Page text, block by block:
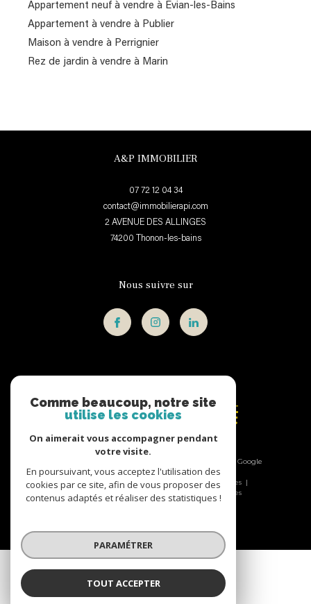
Appartement neuf à vendre à Évian-les-Bains
Appartement à vendre à Publier
Maison à vendre à Perrignier
Rez de jardin à vendre à Marin
A&P IMMOBILIER
07 72 12 04 34
contact@immobilierapi.com
2 AVENUE DES ALLINGES
74200
thonon-les-bains
Nous suivre sur
© 2026 | Tous droits réservés | Traduction powered by Google
|
Nos honoraires
Plan du site
Mentions légales
Admin
Nos liens Politique RGPD Cookies
Comme beaucoup, notre site
utilise les cookies
On aimerait vous accompagner pendant
votre visite.
En poursuivant, vous acceptez l'utilisation des
cookies par ce site, afin de vous proposer des
contenus adaptés et réaliser des statistiques !
PARAMÉTRER
TOUT ACCEPTER